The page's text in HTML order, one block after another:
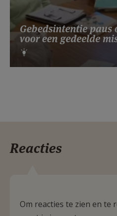
Gebedsintentie paus
voor een gedeelde
Reacties
Om reacties te zien en te